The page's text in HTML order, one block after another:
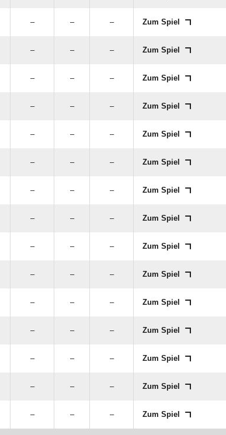
– – – Zum Spiel
– – – Zum Spiel
– – – Zum Spiel
– – – Zum Spiel
– – – Zum Spiel
– – – Zum Spiel
– – – Zum Spiel
– – – Zum Spiel
– – – Zum Spiel
– – – Zum Spiel
– – – Zum Spiel
– – – Zum Spiel
– – – Zum Spiel
– – – Zum Spiel
– – – Zum Spiel